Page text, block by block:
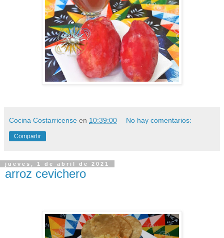
Cocina Costarricense en 10:39:00 No hay comentarios:
Compartir
jueves, 1 de abril de 2021
arroz cevichero